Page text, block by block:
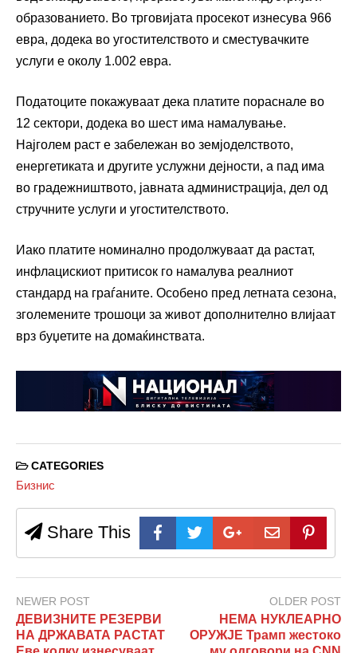
образованието. Во трговијата просекот изнесува 966
евра, додека во угостителството и сместувачките
услуги е околу 1.002 евра.
Податоците покажуваат дека платите пораснале во
12 сектори, додека во шест има намалување.
Најголем раст е забележан во земјоделството,
енергетиката и другите услужни дејности, а пад има
во градежништвото, јавната администрација, дел од
стручните услуги и угостителството.
Иако платите номинално продолжуваат да растат,
инфлацискиот притисок го намалува реалниот
стандард на граѓаните. Особено пред летната сезона,
зголемените трошоци за живот дополнително влијаат
врз буџетите на домаќинствата.
CATEGORIES
Бизнис
Share This
NEWER POST
ДЕВИЗНИТЕ РЕЗЕРВИ
НА ДРЖАВАТА РАСТАТ
OLDER POST
НЕМА НУКЛЕАРНО
ОРУЖЈЕ Трамп жестоко